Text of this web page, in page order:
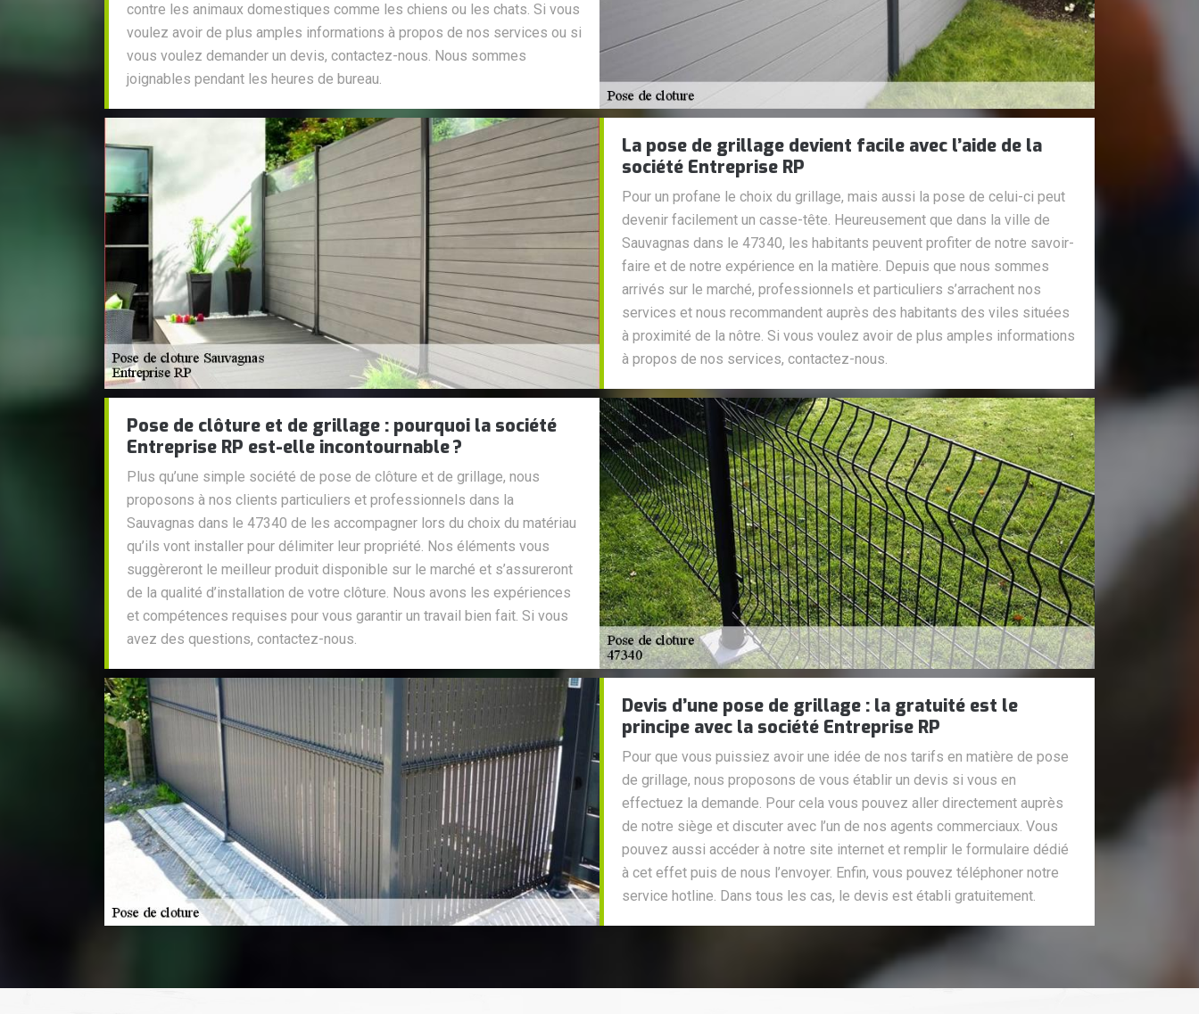
contre les animaux domestiques comme les chiens ou les chats. Si vous
voulez avoir de plus amples informations à propos de nos services ou si
vous voulez demander un devis, contactez-nous. Nous sommes
joignables pendant les heures de bureau.
La pose de grillage devient facile avec l’aide de la
société Entreprise RP
Pour un profane le choix du grillage, mais aussi la pose de celui-ci peut
devenir facilement un casse-tête. Heureusement que dans la ville de
Sauvagnas dans le 47340, les habitants peuvent profiter de notre savoir-
faire et de notre expérience en la matière. Depuis que nous sommes
arrivés sur le marché, professionnels et particuliers s’arrachent nos
services et nous recommandent auprès des habitants des viles situées
à proximité de la nôtre. Si vous voulez avoir de plus amples informations
à propos de nos services, contactez-nous.
Pose de clôture et de grillage : pourquoi la société
Entreprise RP est-elle incontournable ?
Plus qu’une simple société de pose de clôture et de grillage, nous
proposons à nos clients particuliers et professionnels dans la
Sauvagnas dans le 47340 de les accompagner lors du choix du matériau
qu’ils vont installer pour délimiter leur propriété. Nos éléments vous
suggèreront le meilleur produit disponible sur le marché et s’assureront
de la qualité d’installation de votre clôture. Nous avons les expériences
et compétences requises pour vous garantir un travail bien fait. Si vous
avez des questions, contactez-nous.
Devis d’une pose de grillage : la gratuité est le
principe avec la société Entreprise RP
Pour que vous puissiez avoir une idée de nos tarifs en matière de pose
de grillage, nous proposons de vous établir un devis si vous en
effectuez la demande. Pour cela vous pouvez aller directement auprès
de notre siège et discuter avec l’un de nos agents commerciaux. Vous
pouvez aussi accéder à notre site internet et remplir le formulaire dédié
à cet effet puis de nous l’envoyer. Enfin, vous pouvez téléphoner notre
service hotline. Dans tous les cas, le devis est établi gratuitement.